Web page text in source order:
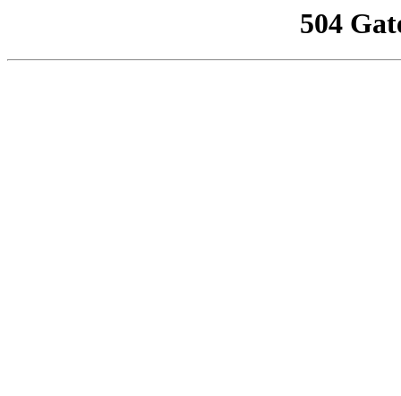
504